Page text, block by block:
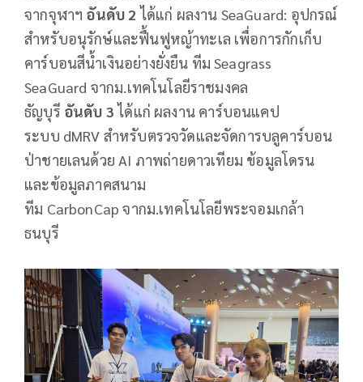
จากจุฬาฯ อันดับ 2 ได้แก่ ผลงาน SeaGuard: อุปกรณ์
สำหรับอนุรักษ์และฟื้นฟูหญ้าทะเล เพื่อการกักเก็บ
คาร์บอนสีน้ำเงินอย่างยั่งยืน ทีม Seagrass
SeaGuard จากม.เทคโนโลยีราชมงคล
ธัญบุรี อันดับ 3 ได้แก่ ผลงาน คาร์บอนแคป
ระบบ dMRV สำหรับตรวจวัดและจัดการบลูคาร์บอน
ป่าชายเลนด้วย AI ภาพถ่ายดาวเทียม ข้อมูลโดรน
และข้อมูลภาคสนาม
ทีม CarbonCap จากม.เทคโนโลยีพระจอมเกล้า
ธนบุรี